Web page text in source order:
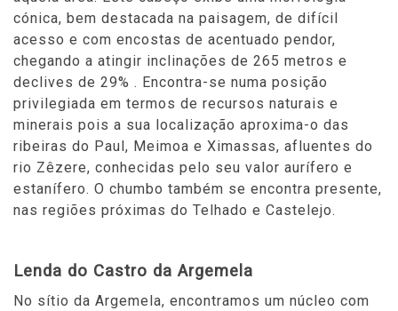
cónica, bem destacada na paisagem, de difícil
acesso e com encostas de acentuado pendor,
chegando a atingir inclinações de 265 metros e
declives de 29% . Encontra-se numa posição
privilegiada em termos de recursos naturais e
minerais pois a sua localização aproxima-o das
ribeiras do Paul, Meimoa e Ximassas, afluentes do
rio Zêzere, conhecidas pelo seu valor aurífero e
estanífero. O chumbo também se encontra presente,
nas regiões próximas do Telhado e Castelejo.
Lenda do Castro da Argemela
No sítio da Argemela, encontramos um núcleo com